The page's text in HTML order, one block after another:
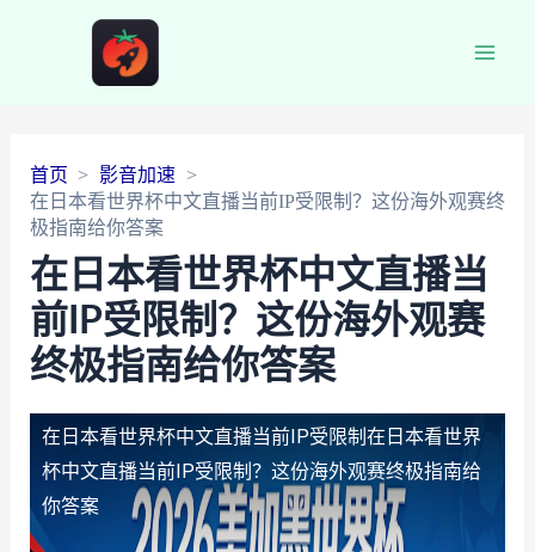
首页
影音加速
在日本看世界杯中文直播当前IP受限制？这份海外观赛终
极指南给你答案
在日本看世界杯中文直播当
前IP受限制？这份海外观赛
终极指南给你答案
在日本看世界杯中文直播当前IP受限制 在日本看世界
杯中文直播当前IP受限制？这份海外观赛终极指南给
你答案